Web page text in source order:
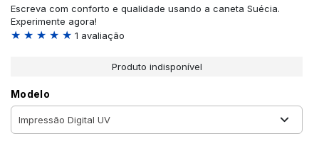
Escreva com conforto e qualidade usando a caneta Suécia.
Experimente agora!
★ ★ ★ ★ ★ 1 avaliação
Produto indisponível
Modelo